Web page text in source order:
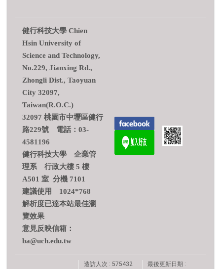
健行科技大學 Chien
Hsin University of
Science and Technology,
No.229, Jianxing Rd.,
Zhongli Dist., Taoyuan
City 32097,
Taiwan(R.O.C.)
32097 桃園市中壢區健行
路229號 電話：03-
4581196
健行科技大學 企業管
理系 行政大樓 5 樓
A501 室 分機 7101
建議使用 1024*768
解析度已達本站最佳瀏
覽效果
意見反映信箱：
ba@uch.edu.tw
造訪人次 : 575432 最後更新日期 :